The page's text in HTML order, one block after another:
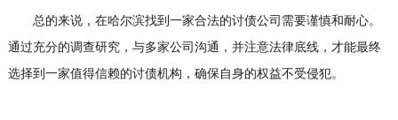
总的来说，在哈尔滨找到一家合法的讨债公司需要谨慎和耐心。
通过充分的调查研究，与多家公司沟通，并注意法律底线，才能最终
选择到一家值得信赖的讨债机构，确保自身的权益不受侵犯。